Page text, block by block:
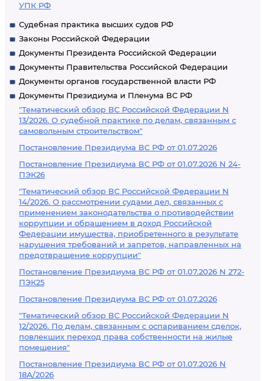
УПК РФ
Судебная практика высших судов РФ
Законы Российской Федерации
Документы Президента Российской Федерации
Документы Правительства Российской Федерации
Документы органов государственной власти РФ
Документы Президиума и Пленума ВС РФ
"Тематический обзор ВС Российской Федерации N
13/2026. О судебной практике по делам, связанным с
самовольным строительством"
Постановление Президиума ВС РФ от 01.07.2026
Постановление Президиума ВС РФ от 01.07.2026 N 24-
ПЭК26
"Тематический обзор ВС Российской Федерации N
14/2026. О рассмотрении судами дел, связанных с
применением законодательства о противодействии
коррупции и обращением в доход Российской
Федерации имущества, приобретенного в результате
нарушения требований и запретов, направленных на
предотвращение коррупции"
Постановление Президиума ВС РФ от 01.07.2026 N 272-
ПЭК25
Постановление Президиума ВС РФ от 01.07.2026
"Тематический обзор ВС Российской Федерации N
12/2026. По делам, связанным с оспариванием сделок,
повлекших переход права собственности на жилые
помещения"
Постановление Президиума ВС РФ от 01.07.2026 N
18А/2026